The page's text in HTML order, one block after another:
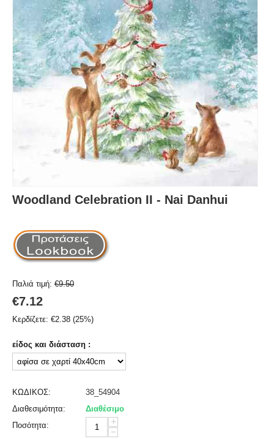
Woodland Celebration II - Nai Danhui
Παλιά τιμή: €9.50
€7.12
Κερδίζετε: €2.38 (25%)
είδος και διάσταση :
ΚΩΔΙΚΟΣ:
38_54904
Διαθεσιμότητα:
Διαθέσιμο
Ποσότητα:
+
−